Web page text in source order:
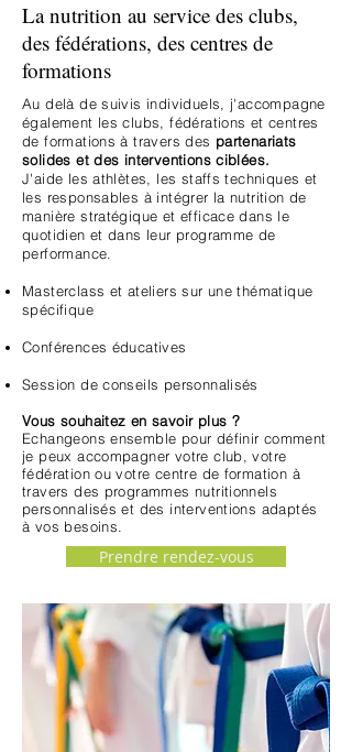
La nutrition au service des clubs,
des fédérations, des centres de
formations
​Au delà de suivis individuels, j'accompagne
également les clubs, fédérations et centres
de formations à travers des partenariats
solides et des interventions ciblées.
J'aide les athlètes, les staffs techniques et
les responsables à intégrer la nutrition de
manière stratégique et efficace dans le
quotidien et dans leur programme de
performance.​
Masterclass et ateliers sur une thématique
spécifique
Conférences éducatives
Session de conseils personnalisés
Vous souhaitez en savoir plus ?
Echangeons ensemble pour définir comment
je peux accompagner votre club, votre
fédération ou votre centre de formation à
travers des programmes nutritionnels
personnalisés et des interventions adaptés
à vos besoins.
Prendre rendez-vous